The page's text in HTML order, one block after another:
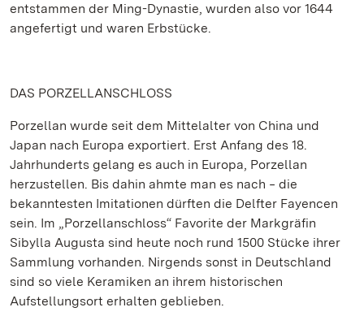
entstammen der Ming-Dynastie, wurden also vor 1644
angefertigt und waren Erbstücke.
DAS PORZELLANSCHLOSS
Porzellan wurde seit dem Mittelalter von China und
Japan nach Europa exportiert. Erst Anfang des 18.
Jahrhunderts gelang es auch in Europa, Porzellan
herzustellen. Bis dahin ahmte man es nach ‒ die
bekanntesten Imitationen dürften die Delfter Fayencen
sein. Im „Porzellanschloss“ Favorite der Markgräfin
Sibylla Augusta sind heute noch rund 1500 Stücke ihrer
Sammlung vorhanden. Nirgends sonst in Deutschland
sind so viele Keramiken an ihrem historischen
Aufstellungsort erhalten geblieben.